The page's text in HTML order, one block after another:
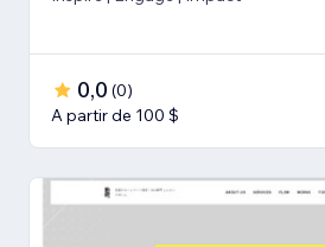
0,0 (0)
A partir de 100 $